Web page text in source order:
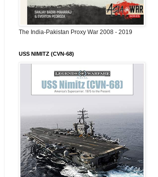
The India-Pakistan Proxy War 2008 - 2019
USS NIMITZ (CVN-68)